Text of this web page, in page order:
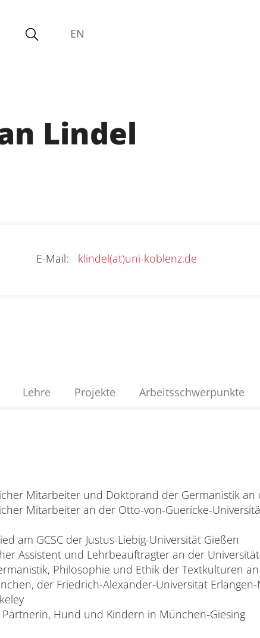
EN
Lindel
E-Mail: klindel(at)uni-koblenz.de
Lehre Projekte Arbeitsschwerpunkte
Mitarbeiter und Doktorand der Germanistik an
Mitarbeiter an der Otto-von-Guericke-
am GCSC der Justus-Liebig-Universität Gießen
Assistent und Lehrbeauftragter an der
Philosophie und Ethik der Textkulturen
der Friedrich-Alexander-Universität
Hund und Kindern in München-Giesing